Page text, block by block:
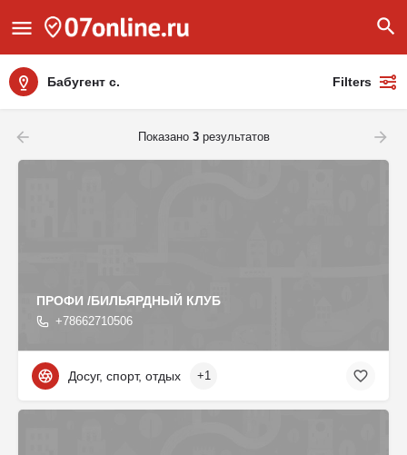
Бабугент с. Filters
Показано 3результатов
ПРОФИ /БИЛЬЯРДНЫЙ КЛУБ
+78662710506
Досуг, спорт, отдых +1